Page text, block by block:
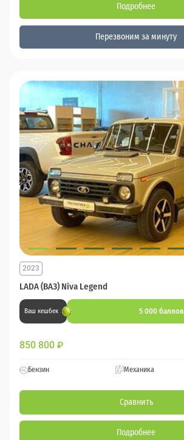
Подробнее
Перезвоним за минуту
LADA (ВАЗ) Niva Legend
2023
Ваш кешбек 5 000 баллов
850 800 ₽
Бензин Механика
Сравнить
Подробнее